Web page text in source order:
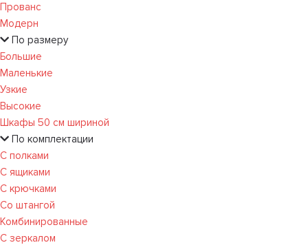
Прованс
Модерн
По размеру
Большие
Маленькие
Узкие
Высокие
Шкафы 50 см шириной
По комплектации
С полками
С ящиками
С крючками
Со штангой
Комбинированные
С зеркалом